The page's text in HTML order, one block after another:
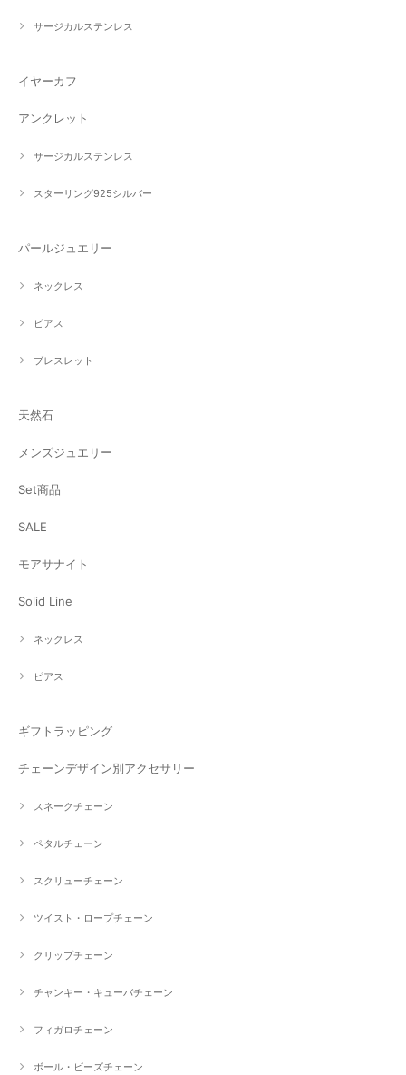
サージカルステンレス
イヤーカフ
アンクレット
サージカルステンレス
スターリング925シルバー
パールジュエリー
ネックレス
ピアス
ブレスレット
天然石
メンズジュエリー
Set商品
SALE
モアサナイト
Solid Line
ネックレス
ピアス
ギフトラッピング
チェーンデザイン別アクセサリー
スネークチェーン
ペタルチェーン
スクリューチェーン
ツイスト・ロープチェーン
クリップチェーン
チャンキー・キューバチェーン
フィガロチェーン
ボール・ビーズチェーン